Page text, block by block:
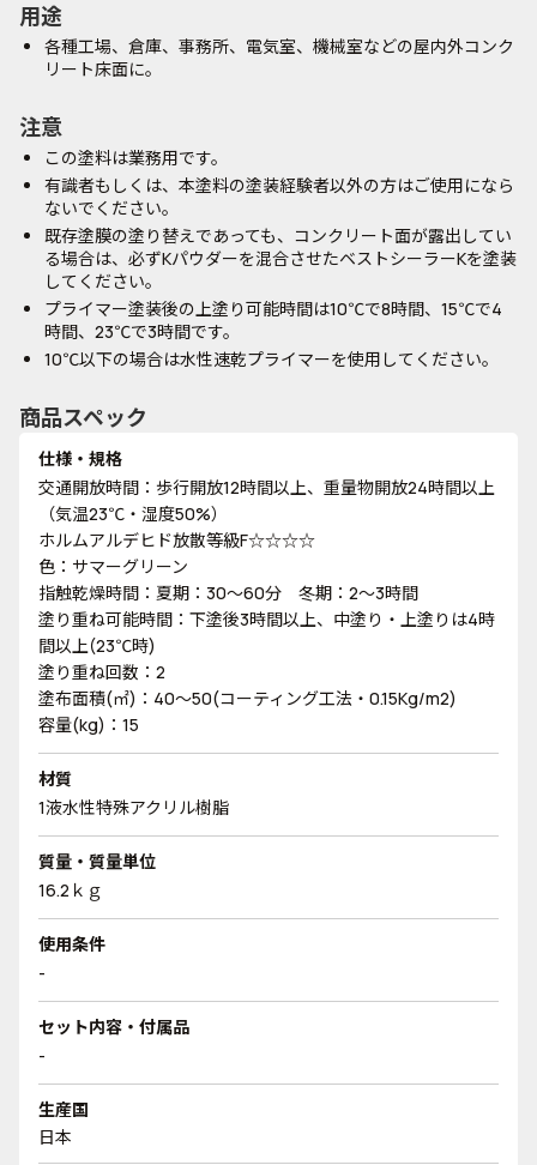
用途
各種工場、倉庫、事務所、電気室、機械室などの屋内外コンク
リート床面に。
注意
この塗料は業務用です。
有識者もしくは、本塗料の塗装経験者以外の方はご使用になら
ないでください。
既存塗膜の塗り替えであっても、コンクリート面が露出してい
る場合は、必ずKパウダーを混合させたベストシーラーKを塗装
してください。
プライマー塗装後の上塗り可能時間は10℃で8時間、15℃で4
時間、23℃で3時間です。
10℃以下の場合は水性速乾プライマーを使用してください。
商品スペック
仕様・規格
交通開放時間：歩行開放12時間以上、重量物開放24時間以上
（気温23℃・湿度50%）
ホルムアルデヒド放散等級F☆☆☆☆
色：サマーグリーン
指触乾燥時間：夏期：30～60分 冬期：2～3時間
塗り重ね可能時間：下塗後3時間以上、中塗り・上塗りは4時
間以上(23℃時)
塗り重ね回数：2
塗布面積(㎡)：40～50(コーティング工法・0.15Kg/m2)
容量(kg)：15
材質
1液水性特殊アクリル樹脂
質量・質量単位
16.2ｋｇ
使用条件
-
セット内容・付属品
-
生産国
日本